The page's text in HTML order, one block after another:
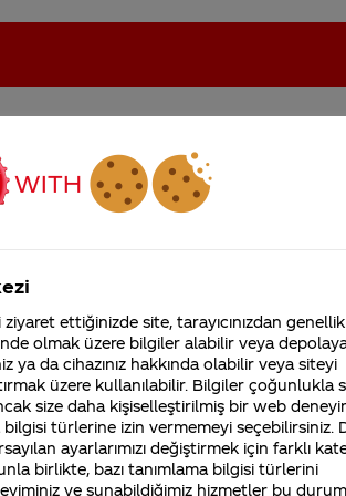
fabr...
Marka
Cola kırmızı kasadan
kodları alıyordum
Kurumsal
4355 Soru
Coca-Cola Şirketi
merak ettikleriniz.
Fabrikalarımız,
sertifikalarımız, faaliyet
gösterdiğimiz ülkeler,
tarihçemiz ve daha
ettiğinizde site, tarayıcınızdan
olmak üzere bilgiler alabilir veya
ya da cihazınız hakkında olabilir veya siteyi
üzere kullanılabilir. Bilgiler çoğunlukla
size daha kişiselleştirilmiş bir web
bilgisi türlerine izin vermemeyi seçebilirsiniz.
ayarlarımızı değiştirmek için farklı
birlikte, bazı tanımlama bilgisi türlerini
ve sunabildiğimiz hizmetler bu